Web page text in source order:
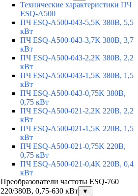
Технические характеристики ПЧ
ESQ-A500
ПЧ ESQ-A500-043-5,5K 380В, 5,5
кВт
ПЧ ESQ-A500-043-3,7K 380В, 3,7
кВт
ПЧ ESQ-A500-043-2,2K 380В, 2,2
кВт
ПЧ ESQ-A500-043-1,5K 380В, 1,5
кВт
ПЧ ESQ-A500-043-0,75K 380В,
0,75 кВт
ПЧ ESQ-A500-021-2,2K 220В, 2,2
кВт
ПЧ ESQ-A500-021-1,5K 220В, 1,5
кВт
ПЧ ESQ-A500-021-0,75K 220В,
0,75 кВт
ПЧ ESQ-A500-021-0,4K 220В, 0,4
кВт
Преобразователи частоты ESQ-760
220/380В, 0,75-630 кВт
▼